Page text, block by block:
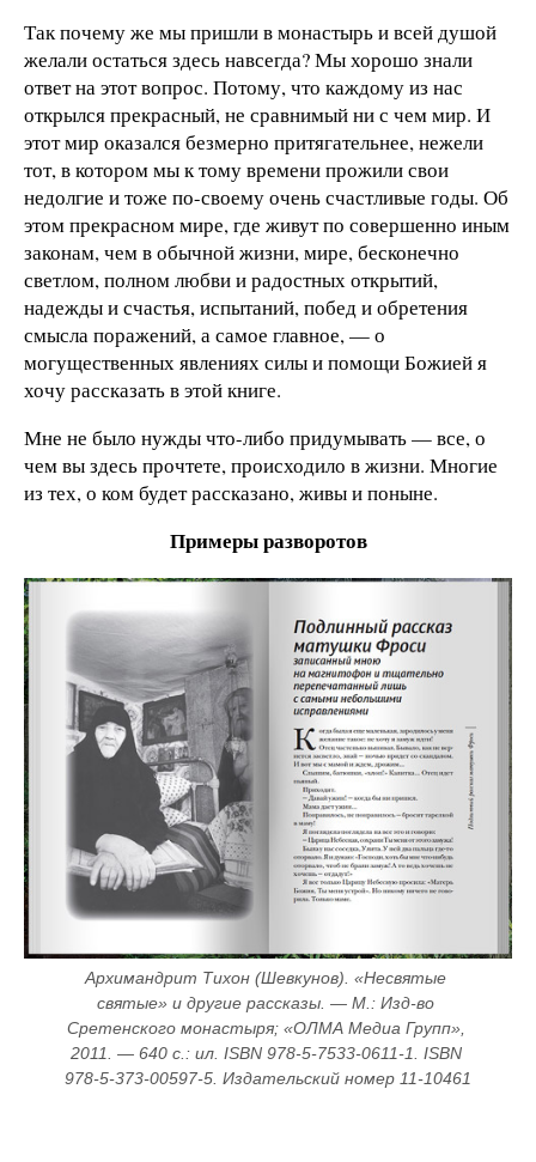
Так почему же мы пришли в монастырь и всей душой
желали остаться здесь навсегда? Мы хорошо знали
ответ на этот вопрос. Потому, что каждому из нас
открылся прекрасный, не сравнимый ни с чем мир. И
этот мир оказался безмерно притягательнее, нежели
тот, в котором мы к тому времени прожили свои
недолгие и тоже по-своему очень счастливые годы. Об
этом прекрасном мире, где живут по совершенно иным
законам, чем в обычной жизни, мире, бесконечно
светлом, полном любви и радостных открытий,
надежды и счастья, испытаний, побед и обретения
смысла поражений, а самое главное, — о
могущественных явлениях силы и помощи Божией я
хочу рассказать в этой книге.
Мне не было нужды что-либо придумывать — все, о
чем вы здесь прочтете, происходило в жизни. Многие
из тех, о ком будет рассказано, живы и поныне.
Примеры разворотов
Архимандрит Тихон (Шевкунов). «Несвятые
святые» и другие рассказы. — М.: Изд-во
Сретенского монастыря; «ОЛМА Медиа Групп»,
2011. — 640 с.: ил. ISBN 978-5-7533-0611-1. ISBN
978-5-373-00597-5. Издательский номер 11-10461